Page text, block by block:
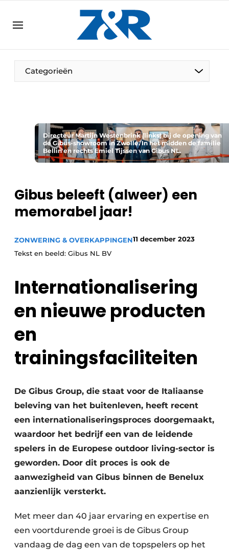
DE EN
NL
Categorieën
Directeur Martijn Westenbrink (links) bij de opening van
de Gibus-showroom in Zwolle. In het midden de familie
Bellin en rechts Emiel Tijssen van Gibus NL.
Gibus beleeft (alweer) een
memorabel jaar!
ZONWERING & OVERKAPPINGEN11 december 2023
Tekst en beeld: Gibus NL BV
Internationalisering
en nieuwe producten
en
trainingsfaciliteiten
De Gibus Group, die staat voor de Italiaanse
beleving van het buitenleven, heeft recent
een internationaliseringsproces doorgemaakt,
waardoor het bedrijf een van de leidende
spelers in de Europese outdoor living-sector is
geworden. Door dit proces is ook de
aanwezigheid van Gibus binnen de Benelux
aanzienlijk versterkt.
Met meer dan 40 jaar ervaring en expertise en
een voortdurende groei is de Gibus Group
vandaag de dag een van de topspelers op het